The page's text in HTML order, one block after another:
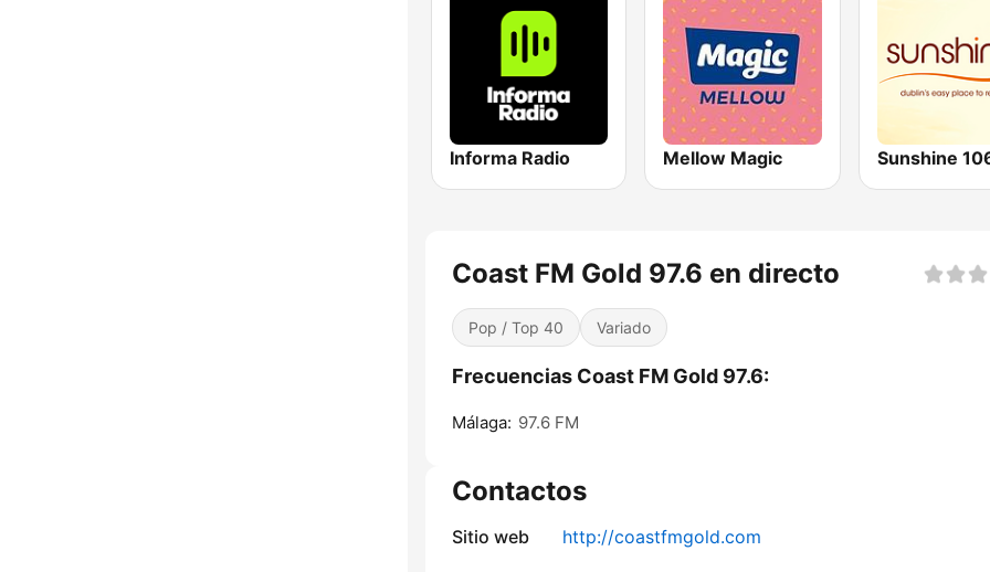
Informa Radio Mellow Magic
Coast FM Gold 97.6 en directo
Pop / Top 40 Variado
Frecuencias Coast FM Gold 97.6:
Málaga: 97.6 FM
Contactos
Sitio web http://coastfmgold.com